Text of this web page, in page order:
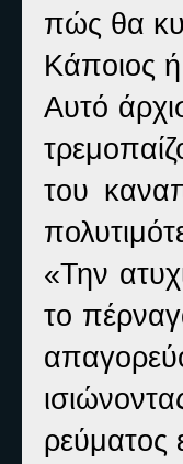
πώς θα
Κάποιος
Αυτό
του
«Την
το
ρεύματος